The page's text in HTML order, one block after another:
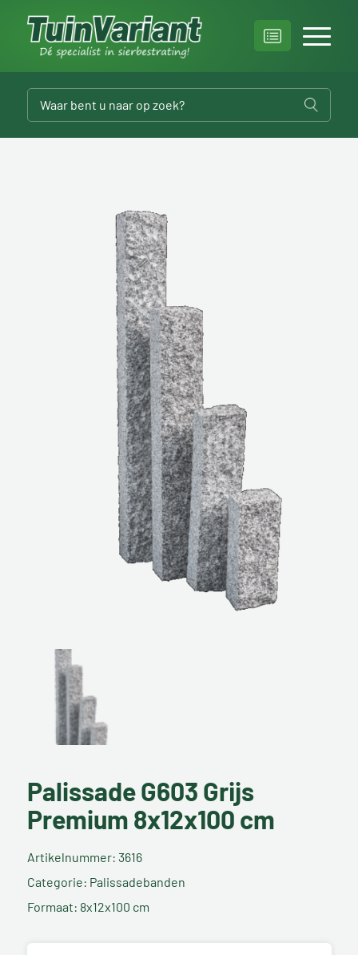
Palissade G603 Grijs
Premium 8x12x100 cm
Artikelnummer: 3616
Categorie: Palissadebanden
Formaat: 8x12x100 cm